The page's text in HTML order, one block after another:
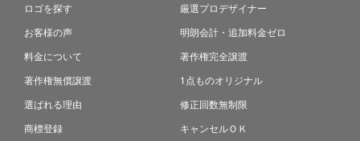
ロゴを探す
お客様の声
料金について
著作権無償譲渡
選ばれる理由
商標登録
厳選プロデザイナー
明朗会計・追加料金ゼロ
著作権完全譲渡
1点ものオリジナル
修正回数無制限
キャンセルＯＫ